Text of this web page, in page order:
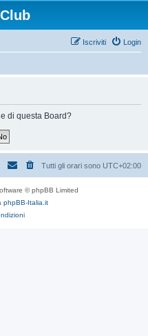
Login
Iscriviti
di questa Board?
Tutti gli orari sono UTC+02:00
© phpBB Limited
phpBB-Italia.it